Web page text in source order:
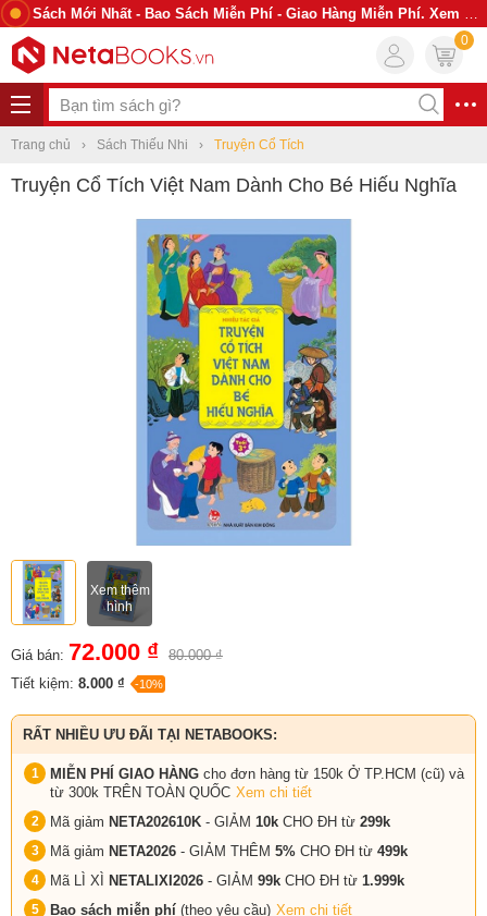
Sách Mới Nhất - Bao Sách Miễn Phí - Giao Hàng Miễn Phí. Xem Ngay
0
Trang chủ Sách Thiếu Nhi Truyện Cổ Tích
Truyện Cổ Tích Việt Nam Dành Cho Bé Hiếu Nghĩa
Xem thêm
hình
Giá bán: 72.000 ₫ 80.000 ₫
Tiết kiệm: 8.000 ₫ -10%
RẤT NHIỀU ƯU ĐÃI TẠI NETABOOKS:
MIỄN PHÍ GIAO HÀNG cho đơn hàng từ 150k Ở TP.HCM (cũ) và
từ 300k TRÊN TOÀN QUỐC Xem chi tiết
Mã giảm NETA202610K - GIẢM 10k CHO ĐH từ 299k
Mã giảm NETA2026 - GIẢM THÊM 5% CHO ĐH từ 499k
Mã LÌ XÌ NETALIXI2026 - GIẢM 99k CHO ĐH từ 1.999k
Bao sách miễn phí (theo yêu cầu) Xem chi tiết